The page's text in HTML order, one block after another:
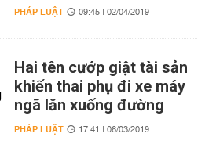
PHÁP LUẬT 09:45 | 02/04/2019
Hai tên cướp giật tài sản
khiến thai phụ đi xe máy
ngã lăn xuống đường
PHÁP LUẬT 17:41 | 06/03/2019